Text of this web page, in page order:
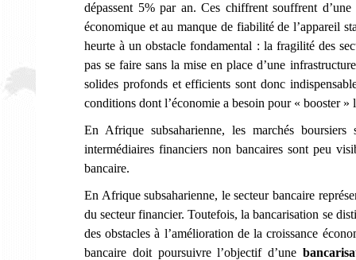
dépassent 5% par an. Ces chiffrent souffrent
économique et au manque de fiabilité de l’appareil
heurte à un obstacle fondamental : la fragilité des
pas se faire sans la mise en place d’une
solides profonds et efficients sont donc
conditions dont l’économie a besoin pour « booster »
En Afrique subsaharienne, les marchés
intermédiaires financiers non bancaires sont peu
bancaire.
En Afrique subsaharienne, le secteur bancaire
du secteur financier. Toutefois, la bancarisation se
des obstacles à l’amélioration de la croissance
bancaire doit poursuivre l’objectif d’une